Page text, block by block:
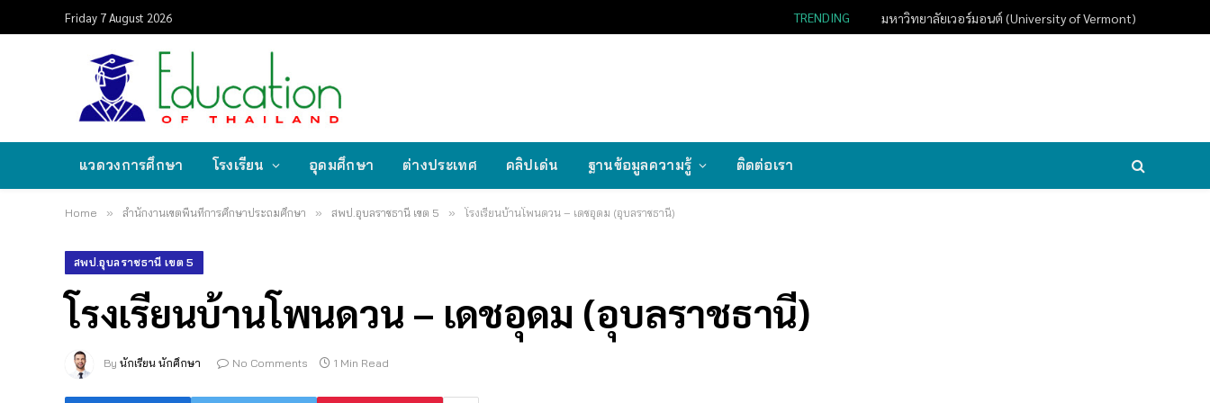
Friday 7 August 2026 TRENDING มหาวิทยาลัยเวอร์มอนต์ (University of Vermont)
แวดวงการศึกษา โรงเรียน อุดมศึกษา ต่างประเทศ คลิปเด่น ฐานข้อมูลความรู้ ติดต่อเรา
Home » สำนักงานเขตพื้นที่การศึกษาประถมศึกษา » สพป.อุบลราชธานี เขต 5 » โรงเรียนบ้านโพนดวน – เดชอุดม (อุบลราชธานี)
สพป.อุบลราชธานี เขต 5
โรงเรียนบ้านโพนดวน – เดชอุดม (อุบลราชธานี)
By นักเรียน นักศึกษา No Comments 1 Min Read